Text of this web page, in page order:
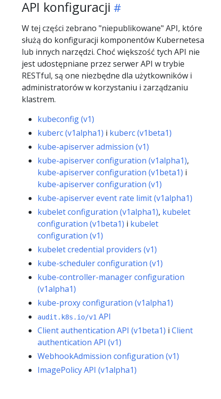
API konfiguracji
W tej części zebrano "niepublikowane" API, które
służą do konfiguracji komponentów Kubernetesa
lub innych narzędzi. Choć większość tych API nie
jest udostępniane przez serwer API w trybie
RESTful, są one niezbędne dla użytkowników i
administratorów w korzystaniu i zarządzaniu
klastrem.
kubeconfig (v1)
kuberc (v1alpha1) i kuberc (v1beta1)
kube-apiserver admission (v1)
kube-apiserver configuration (v1alpha1),
kube-apiserver configuration (v1beta1) i
kube-apiserver configuration (v1)
kube-apiserver event rate limit (v1alpha1)
kubelet configuration (v1alpha1), kubelet
configuration (v1beta1) i kubelet
configuration (v1)
kubelet credential providers (v1)
kube-scheduler configuration (v1)
kube-controller-manager configuration
(v1alpha1)
kube-proxy configuration (v1alpha1)
audit.k8s.io/v1 API
Client authentication API (v1beta1) i Client
authentication API (v1)
WebhookAdmission configuration (v1)
ImagePolicy API (v1alpha1)